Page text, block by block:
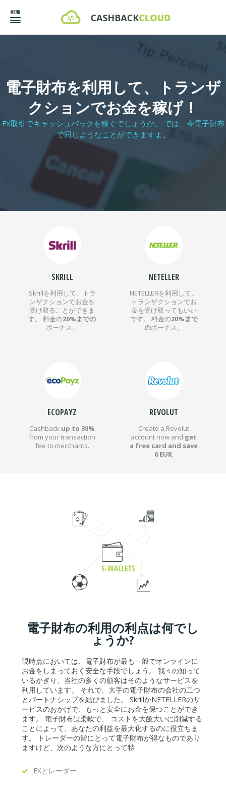
電子財布を利用して、トランザ
クションでお金を稼げ！
FX取引でキャッシュバックを稼ぐでしょうか。 では、今電子財布
で同じようなことができますよ。
SKRILL
Skrillを利用して、トラ
ンザクションでお金を
受け取ることができま
す。 料金の20%までの
ボーナス。
NETELLER
NETELLERを利用して、
トランザクションでお
金を受け取ってもいい
です。 料金の20%まで
のボーナス。
ECOPAYZ
Cashback up to 30%
from your transaction
fee to merchants.
REVOLUT
Create a Revolut
account now and get
a free card and save
6 EUR.
電子財布の利用の利点は何でし
ょうか?
現時点においては、電子財布が最も一般でオンラインに
お金をしまっておく安全な手段でしょう。 我々の知って
いるかぎり、当社の多くの顧客はそのようなサービスを
利用しています。 それで、大手の電子財布の会社の二つ
とパートナシップを結びました。 SkrillかNETELLERのサ
ービスのおかげで、もっと安全にお金を保つことができ
ます。 電子財布は柔軟で、 コストを大飯大いに削減する
ことによって、あなたの利益を最大化するのに役立ちま
す。 トレーダーの皆にとって電子財布が得なものであり
ますけど、次のような方にとって特
FXとレーダー